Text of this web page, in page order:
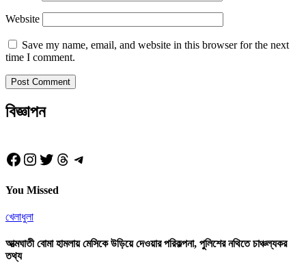
Website
Save my name, email, and website in this browser for the next
time I comment.
বিজ্ঞাপন
Facebook
Instagram
Twitter
Threads
Telegram
You Missed
খেলাধুলা
আত্মঘাতী বোমা হামলায় মেসিকে উড়িয়ে দেওয়ার পরিকল্পনা, পুলিশের নথিতে চাঞ্চল্যকর
তথ্য